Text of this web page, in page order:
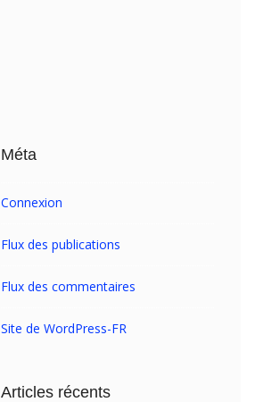
Méta
Connexion
Flux des publications
Flux des commentaires
Site de WordPress-FR
Articles récents